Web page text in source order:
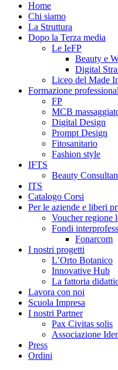
Home
Chi siamo
La Struttura
Dopo la Terza media
Le IeFP
Beauty e
Digital
Liceo del Made
Formazione
FP
MCB
Digital Design
Prompt Design
Fitosanitario
Fashion style
IFTS
Beauty
ITS
Catalogo Corsi
Per le aziende e liberi
Voucher regione
Fondi
Fonarcom
I nostri progetti
L’Orto Botanico
Innovative Hub
La fattoria
Lavora con noi
Scuola Impresa
I nostri Partner
Pax Civitas solis
Associazione
Press
Ordini